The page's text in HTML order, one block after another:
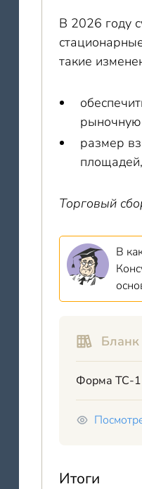
В 2026 году
такие
рыночную
размер
Торговый
В
Бланк
Форма ТС-1
Итоги